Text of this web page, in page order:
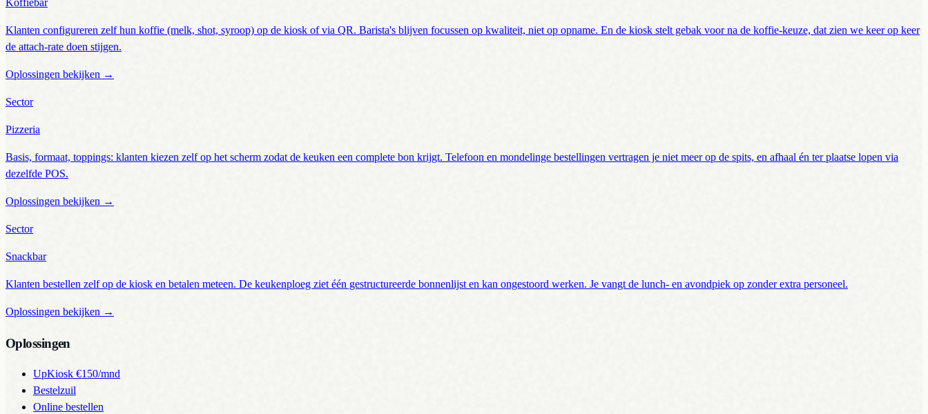
Klanten configureren zelf hun koffie (melk, shot, syroop) op de kiosk of via QR. Barista's blijven focussen op kwaliteit, niet op opname. En de kiosk stelt gebak voor na de koffie-keuze, dat zien we keer op keer
de attach-rate doen stijgen.
Oplossingen bekijken →
Sector
Pizzeria
Basis, formaat, toppings: klanten kiezen zelf op het scherm zodat de keuken een complete bon krijgt. Telefoon en mondelinge bestellingen vertragen je niet meer op de spits, en afhaal én ter plaatse lopen via
dezelfde POS.
Oplossingen bekijken →
Sector
Snackbar
Klanten bestellen zelf op de kiosk en betalen meteen. De keukenploeg ziet één gestructureerde bonnenlijst en kan ongestoord werken. Je vangt de lunch- en avondpiek op zonder extra personeel.
Oplossingen bekijken →
Oplossingen
UpKiosk €150/mnd
Bestelzuil
Online bestellen